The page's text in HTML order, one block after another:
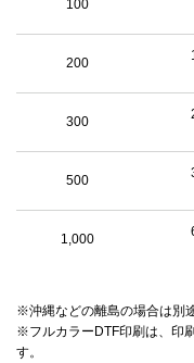
100
200
300
500
1,000
※沖縄などの離島の場合は別
※フルカラーDTF印刷は、印
す。